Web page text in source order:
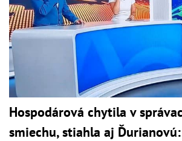
Hospodárová chytila v
smiechu, stiahla aj